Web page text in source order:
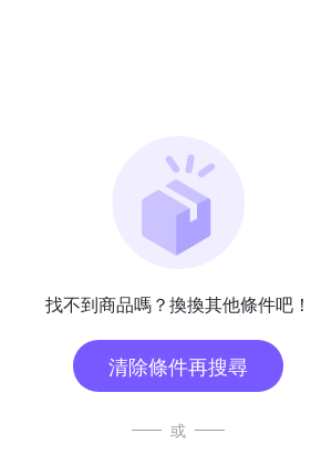
找不到商品嗎？換換其他條件吧！
清除條件再搜尋
或